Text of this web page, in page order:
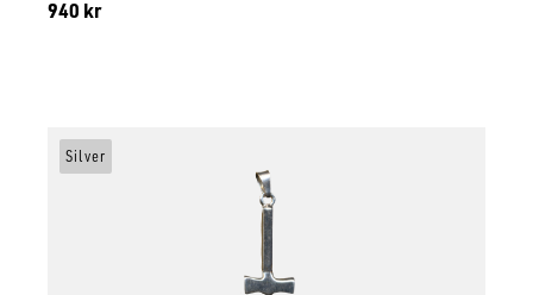
940 kr
Silver